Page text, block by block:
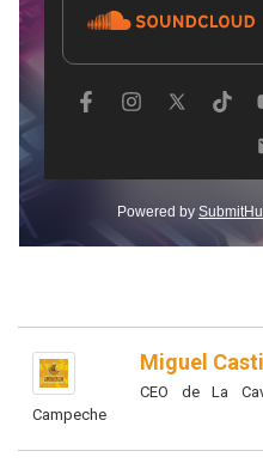
Miguel
CEO de La
Campeche